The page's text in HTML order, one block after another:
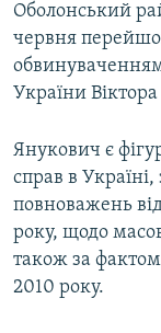
Оболонський
червня
України
Янукович є
справ в
повноважень
року, щодо
також за
2010 року.